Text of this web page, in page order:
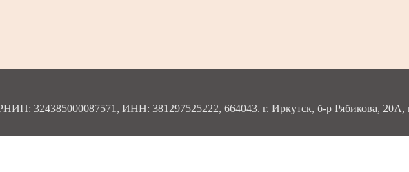
324385000087571, ИНН: 381297525222, 664043. г. Иркутск, б-р Рябикова, 20А,